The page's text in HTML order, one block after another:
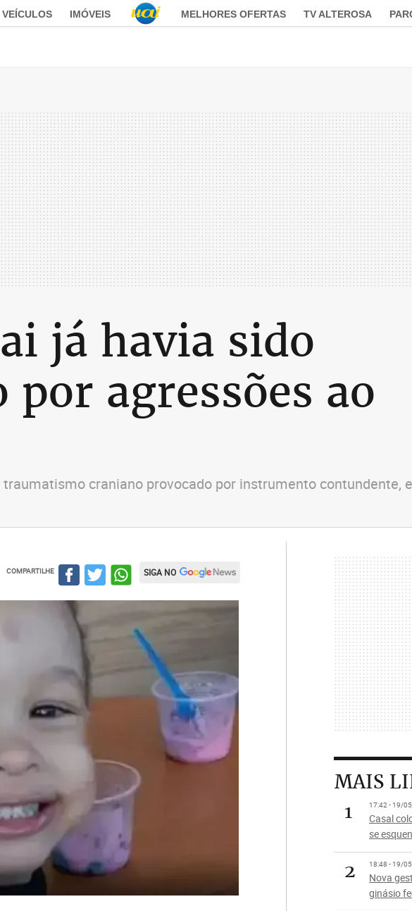
VEÍCULOS IMÓVEIS MELHORES OFERTAS TV ALTEROSA
já havia sido
por agressões ao
craniano provocado por instrumento contundente,
COMPARTILHE SIGA NO
MAIS
1
17:42 - 19/
Casal
se
2 18:48 - 19/
Nova
ginásio